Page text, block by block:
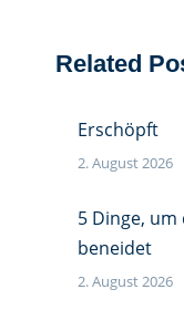
Related
Erschöpft
2. August 2026
5 Dinge,
beneidet
2. August 2026